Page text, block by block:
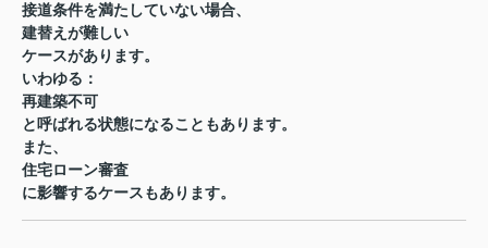
接道条件を満たしていない場合、
建替えが難しい
ケースがあります。
いわゆる：
再建築不可
と呼ばれる状態になることもあります。
また、
住宅ローン審査
に影響するケースもあります。